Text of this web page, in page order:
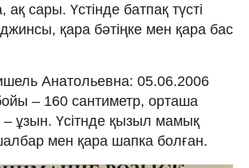
сары. Үстінде батпақ түсті
қара бәтіңке мен қара бас
Анатольевна: 05.06.2006
– 160 сантиметр, орташа
ұзын. Үсітнде қызыл мамық
мен қара шапка болған.